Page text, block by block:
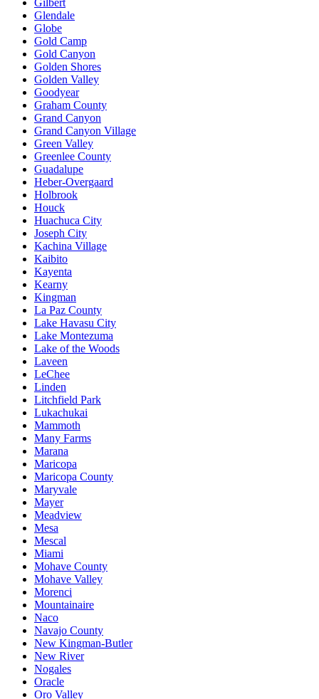
Glendale
Globe
Gold Camp
Gold Canyon
Golden Shores
Golden Valley
Goodyear
Graham County
Grand Canyon
Grand Canyon Village
Green Valley
Greenlee County
Guadalupe
Heber-Overgaard
Holbrook
Houck
Huachuca City
Joseph City
Kachina Village
Kaibito
Kayenta
Kearny
Kingman
La Paz County
Lake Havasu City
Lake Montezuma
Lake of the Woods
Laveen
LeChee
Linden
Litchfield Park
Lukachukai
Mammoth
Many Farms
Marana
Maricopa
Maricopa County
Maryvale
Mayer
Meadview
Mesa
Mescal
Miami
Mohave County
Mohave Valley
Morenci
Mountainaire
Naco
Navajo County
New Kingman-Butler
New River
Nogales
Oracle
Oro Valley